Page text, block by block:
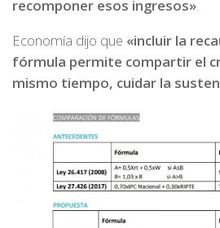
recomponer esos ingresos».
Economía dijo que «incluir la
fórmula permite compartir el
mismo tiempo, cuidar la